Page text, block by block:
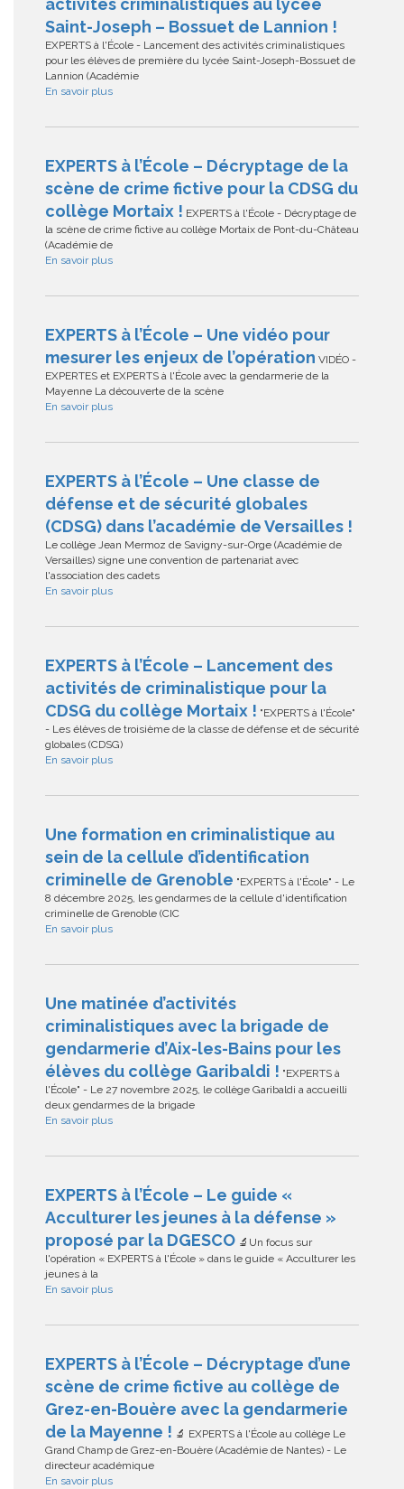
activités criminalistiques au lycée
Saint-Joseph – Bossuet de Lannion !
EXPERTS à l'École - Lancement des activités criminalistiques
pour les élèves de première du lycée Saint-Joseph-Bossuet de
Lannion (Académie
En savoir plus
EXPERTS à l’École – Décryptage de la
scène de crime fictive pour la CDSG du
collège Mortaix ! EXPERTS à l'École - Décryptage de
la scène de crime fictive au collège Mortaix de Pont-du-Château
(Académie de
En savoir plus
EXPERTS à l’École – Une vidéo pour
mesurer les enjeux de l’opération VIDÉO -
EXPERTES et EXPERTS à l'École avec la gendarmerie de la
Mayenne La découverte de la scène
En savoir plus
EXPERTS à l’École – Une classe de
défense et de sécurité globales
(CDSG) dans l’académie de Versailles !
Le collège Jean Mermoz de Savigny-sur-Orge (Académie de
Versailles) signe une convention de partenariat avec
l'association des cadets
En savoir plus
EXPERTS à l’École – Lancement des
activités de criminalistique pour la
CDSG du collège Mortaix ! "EXPERTS à l'École"
- Les élèves de troisième de la classe de défense et de sécurité
globales (CDSG)
En savoir plus
Une formation en criminalistique au
sein de la cellule d’identification
criminelle de Grenoble "EXPERTS à l'École" - Le
8 décembre 2025, les gendarmes de la cellule d'identification
criminelle de Grenoble (CIC
En savoir plus
Une matinée d’activités
criminalistiques avec la brigade de
gendarmerie d’Aix-les-Bains pour les
élèves du collège Garibaldi ! "EXPERTS à
l'École" - Le 27 novembre 2025, le collège Garibaldi a accueilli
deux gendarmes de la brigade
En savoir plus
EXPERTS à l’École – Le guide «
Acculturer les jeunes à la défense »
proposé par la DGESCO 🔬Un focus sur
l'opération « EXPERTS à l'École » dans le guide « Acculturer les
jeunes à la
En savoir plus
EXPERTS à l’École – Décryptage d’une
scène de crime fictive au collège de
Grez-en-Bouère avec la gendarmerie
de la Mayenne ! 🔬 EXPERTS à l'École au collège Le
Grand Champ de Grez-en-Bouère (Académie de Nantes) - Le
directeur académique
En savoir plus